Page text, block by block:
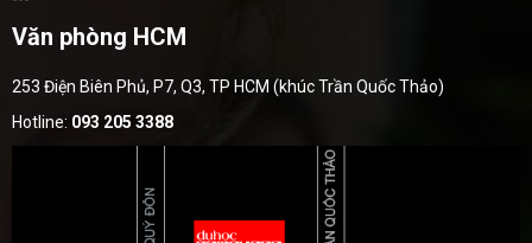
Văn phòng HCM
253 Điện Biên Phủ, P7, Q3, TP HCM (khúc Trần Quốc Thảo)
Hotline: 093 205 3388